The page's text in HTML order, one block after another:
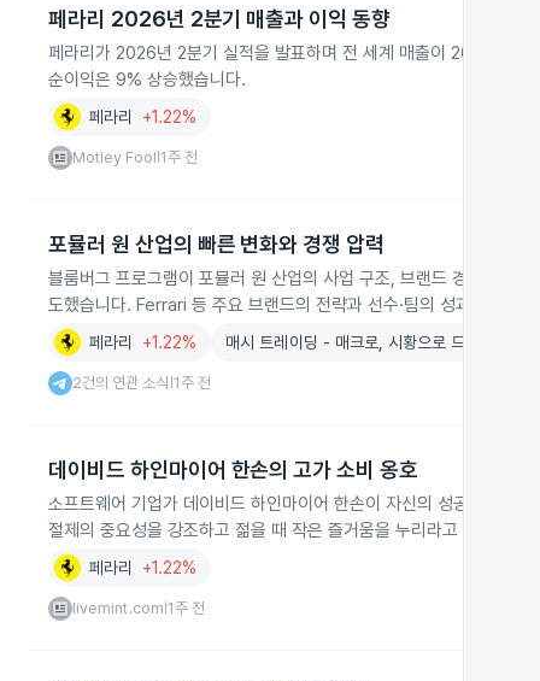
페라리 2026년 2분기 매출과 이익 동향
페라리가 2026년 2분기 실적을 발표하며 전 세계 매출이 2025년 동
순이익은 9% 상승했습니다.
페라리 +1.22%
Motley Fool 1주 전
포뮬러 원 산업의 빠른 변화와 경쟁 압력
블룸버그 프로그램이 포뮬러 원 산업의 사업 구조, 브랜드 경쟁, 신규
도했습니다. Ferrari 등 주요 브랜드의 전략과 선수·팀의 성과 압박도
페라리 +1.22% 매시 트레이딩 - 매크로, 시황으로 드리블
2건의 연관 소식 1주 전
데이비드 하인마이어 한손의 고가 소비 옹호
소프트웨어 기업가 데이비드 하인마이어 한손이 자신의 성공에 따른
절제의 중요성을 강조하고 젊을 때 작은 즐거움을 누리라고 조언했습
페라리 +1.22%
livemint.com 1주 전